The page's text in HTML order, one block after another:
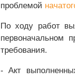
проблемой
По ходу работ
первоначальном
требования.
- Акт